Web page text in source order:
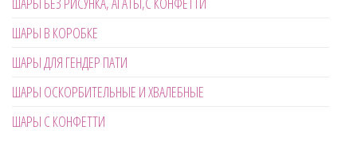
ШАРЫ В КОРОБКЕ
ШАРЫ ДЛЯ ГЕНДЕР ПАТИ
ШАРЫ ОСКОРБИТЕЛЬНЫЕ И ХВАЛЕБНЫЕ
ШАРЫ С КОНФЕТТИ